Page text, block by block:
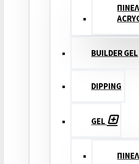
BUILDER GEL
DIPPING
GEL